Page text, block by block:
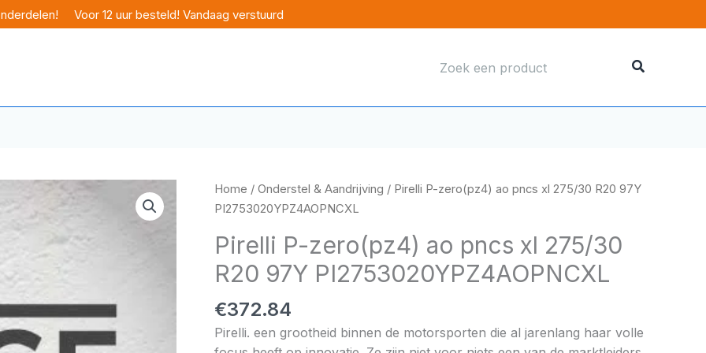
Voor 12 uur besteld! Vandaag verstuurd
naar:
Home / Onderstel & Aandrijving / Pirelli P-zero(pz4) ao pncs xl 275/30 R20 97Y
PI2753020YPZ4AOPNCXL
Pirelli P-zero(pz4) ao pncs xl 275/30
R20 97Y PI2753020YPZ4AOPNCXL
€372.84
Pirelli. een grootheid binnen de motorsporten die al jarenlang haar volle